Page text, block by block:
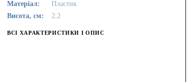
Матеріал:
Пластик
Висота, см:
2.2
ВСІ ХАРАКТЕРИСТИКИ І ОПИС